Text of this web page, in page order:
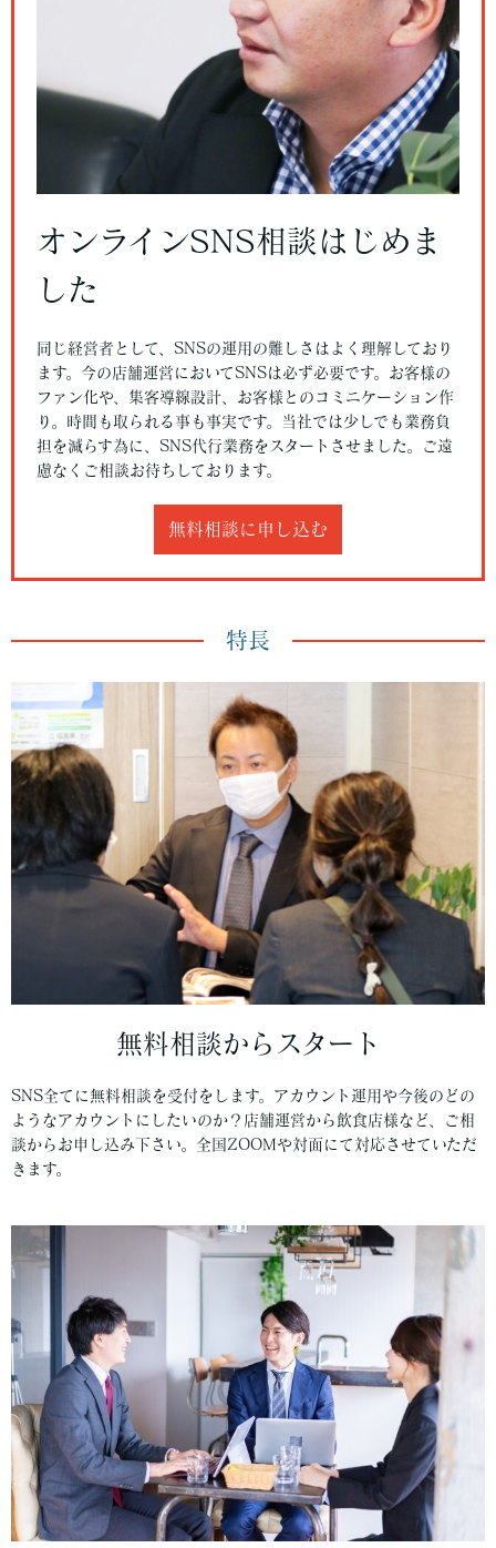
オンラインSNS相談はじめま
した
同じ経営者として、SNSの運用の難しさはよく理解しており
ます。今の店舗運営においてSNSは必ず必要です。お客様の
ファン化や、集客導線設計、お客様とのコミニケーション作
り。時間も取られる事も事実です。当社では少しでも業務負
担を減らす為に、SNS代行業務をスタートさせました。ご遠
慮なくご相談お待ちしております。
無料相談に申し込む
特長
無料相談からスタート
SNS全てに無料相談を受付をします。アカウント運用や今後のどの
ようなアカウントにしたいのか？店舗運営から飲食店様など、ご相
談からお申し込み下さい。全国ZOOMや対面にて対応させていただ
きます。